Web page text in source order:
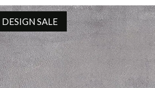
DESIGN SALE